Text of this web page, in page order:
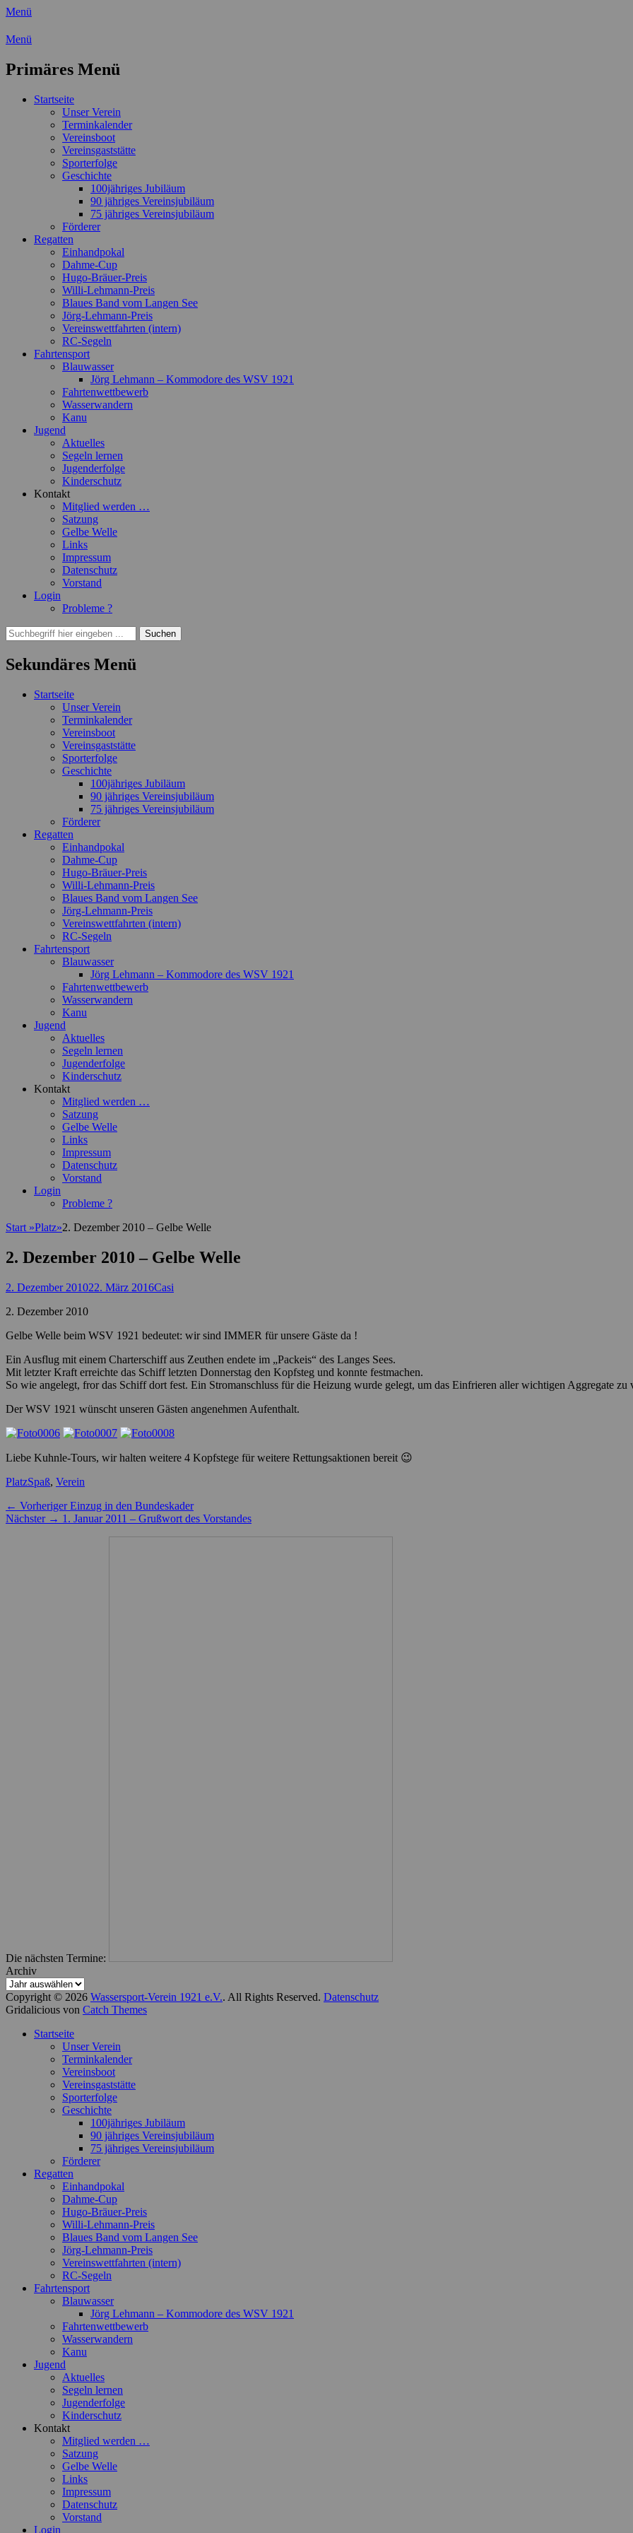
Menü
Wassersport-Verein 1921 e.V.
Menü
Primäres Menü
Zum
Startseite
Unser Verein
Terminkalender
Vereinsboot
Vereinsgaststätte
Sporterfolge
Geschichte
100jähriges Jubiläum
90 jähriges Vereinsjubiläum
75 jähriges Vereinsjubiläum
Förderer
Regatten
Einhandpokal
Dahme-Cup
Hugo-Bräuer-Preis
Willi-Lehmann-Preis
Blaues Band vom Langen See
Jörg-Lehmann-Preis
Vereinswettfahrten (intern)
RC-Segeln
Fahrtensport
Blauwasser
Jörg Lehmann – Kommodore des WSV 1921
Fahrtenwettbewerb
Wasserwandern
Kanu
Jugend
Aktuelles
Segeln lernen
Jugenderfolge
Kinderschutz
Kontakt
Mitglied werden …
Satzung
Gelbe Welle
Links
Impressum
Datenschutz
Vorstand
Login
Probleme ?
Suchen
Suchen
nach:
Sekundäres Menü
Zum
Startseite
Unser Verein
Terminkalender
Vereinsboot
Vereinsgaststätte
Sporterfolge
Geschichte
100jähriges Jubiläum
90 jähriges Vereinsjubiläum
75 jähriges Vereinsjubiläum
Förderer
Regatten
Einhandpokal
Dahme-Cup
Hugo-Bräuer-Preis
Willi-Lehmann-Preis
Blaues Band vom Langen See
Jörg-Lehmann-Preis
Vereinswettfahrten (intern)
RC-Segeln
Fahrtensport
Blauwasser
Jörg Lehmann – Kommodore des WSV 1921
Fahrtenwettbewerb
Wasserwandern
Kanu
Jugend
Aktuelles
Segeln lernen
Jugenderfolge
Kinderschutz
Kontakt
Mitglied werden …
Satzung
Gelbe Welle
Links
Impressum
Datenschutz
Vorstand
Login
Probleme ?
Start »Platz»2. Dezember 2010 – Gelbe Welle
2. Dezember 2010 – Gelbe Welle
Posted
2. Dezember 201022. März 2016Autor
Casi
2. Dezember 2010
Gelbe Welle beim WSV 1921 bedeutet: wir sind IMMER für unsere Gäste da !
Ein Ausflug mit einem Charterschiff aus Zeuthen endete im „Packeis“ des Langes Sees.
Mit letzter Kraft erreichte das Schiff letzten Donnerstag den Kopfsteg und konnte festmachen.
So wie angelegt, fror das Schiff dort fest. Ein Stromanschluss für die Heizung wurde gelegt, um das Einfrieren aller wichtigen Aggregate zu
Der WSV 1921 wünscht unseren Gästen angenehmen Aufenthalt.
Liebe Kuhnle-Tours, wir halten weitere 4 Kopfstege für weitere Rettungsaktionen bereit 😉
Kategorien
PlatzSchlagworte
Spaß, Verein
Beitragsnavigation
← Vorheriger Vorheriger
Beitrag:
Einzug in den Bundeskader
Nächster → Nächster
1. Januar 2011 – Grußwort des Vorstandes
Die nächsten Termine:
Archiv
Copyright © 2026 Wassersport-Verein 1921 e.V.. All Rights Reserved. Datenschutz
Gridalicious von Catch Themes
oben
Startseite
Unser Verein
Terminkalender
Vereinsboot
Vereinsgaststätte
Sporterfolge
Geschichte
100jähriges Jubiläum
90 jähriges Vereinsjubiläum
75 jähriges Vereinsjubiläum
Förderer
Regatten
Einhandpokal
Dahme-Cup
Hugo-Bräuer-Preis
Willi-Lehmann-Preis
Blaues Band vom Langen See
Jörg-Lehmann-Preis
Vereinswettfahrten (intern)
RC-Segeln
Fahrtensport
Blauwasser
Jörg Lehmann – Kommodore des WSV 1921
Fahrtenwettbewerb
Wasserwandern
Kanu
Jugend
Aktuelles
Segeln lernen
Jugenderfolge
Kinderschutz
Kontakt
Mitglied werden …
Satzung
Gelbe Welle
Links
Impressum
Datenschutz
Vorstand
Login